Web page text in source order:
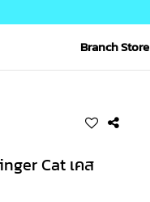
Branch Store
Cat เคส